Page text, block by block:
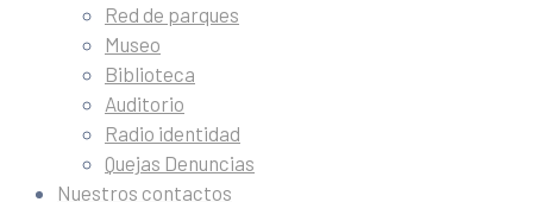
Red de parques
Museo
Biblioteca
Auditorio
Radio identidad
Quejas Denuncias
Nuestros contactos